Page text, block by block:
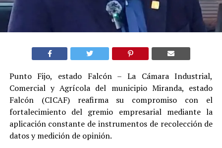
Punto Fijo, estado Falcón – La Cámara Industrial,
Comercial y Agrícola del municipio Miranda, estado
Falcón (CICAF) reafirma su compromiso con el
fortalecimiento del gremio empresarial mediante la
aplicación constante de instrumentos de recolección de
datos y medición de opinión.